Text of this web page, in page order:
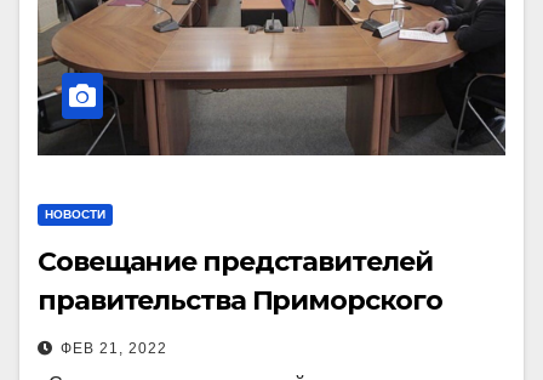
НОВОСТИ
Совещание представителей
правительства Приморского
края с руководством ААК
ФЕВ 21, 2022